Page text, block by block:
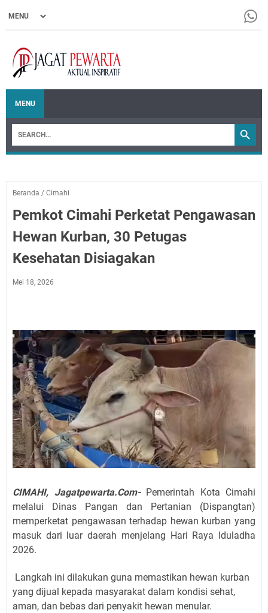
MENU
Beranda / Cimahi
Pemkot Cimahi Perketat Pengawasan
Hewan Kurban, 30 Petugas
Kesehatan Disiagakan
Mei 18, 2026
CIMAHI, Jagatpewarta.Com- Pemerintah Kota Cimahi
melalui Dinas Pangan dan Pertanian (Dispangtan)
memperketat pengawasan terhadap hewan kurban yang
masuk dari luar daerah menjelang Hari Raya Iduladha
2026.
Langkah ini dilakukan guna memastikan hewan kurban
yang dijual kepada masyarakat dalam kondisi sehat,
aman, dan bebas dari penyakit hewan menular.